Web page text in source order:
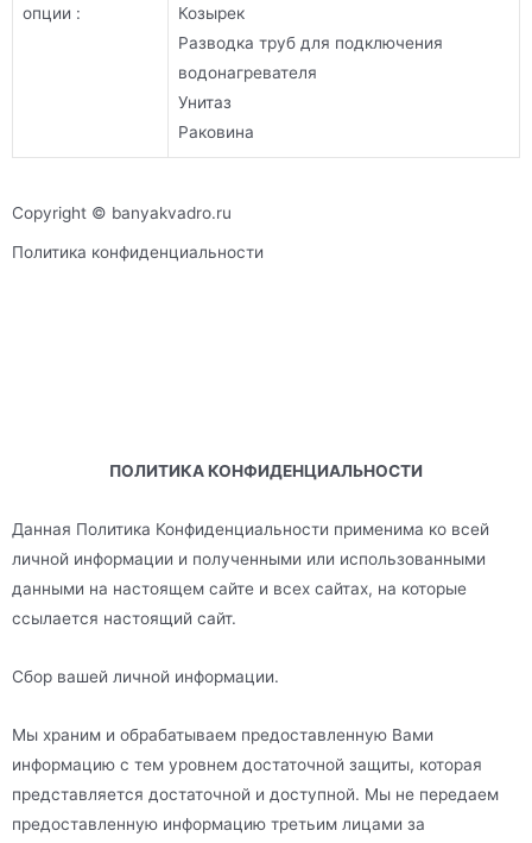
опции :
Козырек
Разводка труб для подключения
водонагревателя
Унитаз
Раковина
Copyright © banyakvadro.ru
Политика конфиденциальности
ПОЛИТИКА КОНФИДЕНЦИАЛЬНОСТИ
Данная Политика Конфиденциальности применима ко всей
личной информации и полученными или использованными
данными на настоящем сайте и всех сайтах, на которые
ссылается настоящий сайт.
Сбор вашей личной информации.
Мы храним и обрабатываем предоставленную Вами
информацию с тем уровнем достаточной защиты, которая
представляется достаточной и доступной. Мы не передаем
предоставленную информацию третьим лицами за